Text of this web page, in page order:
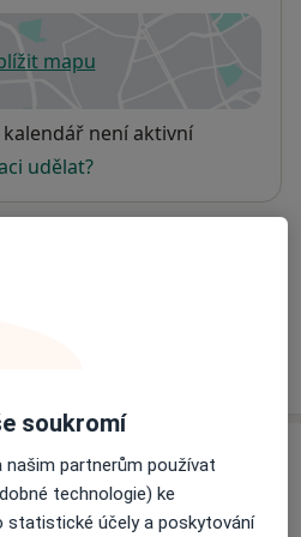
mapu
se otevře v nové záložce
není aktivní
udělat?
návštěvy)
pacienty na pojišťovnu
svůj názor
soukromí
partnerům používat
technologie) ke
statistické účely a poskytování